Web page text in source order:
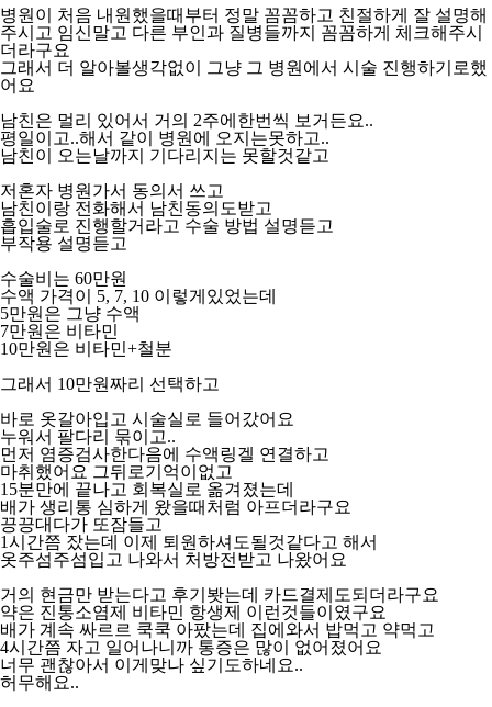
병원이 처음 내원했을때부터 정말 꼼꼼하고 친절하게 잘 설명해
주시고 임신말고 다른 부인과 질병들까지 꼼꼼하게 체크해주시
더라구요
그래서 더 알아볼생각없이 그냥 그 병원에서 시술 진행하기로했
어요
남친은 멀리 있어서 거의 2주에한번씩 보거든요..
평일이고..해서 같이 병원에 오지는못하고..
남친이 오는날까지 기다리지는 못할것같고
저혼자 병원가서 동의서 쓰고
남친이랑 전화해서 남친동의도받고
흡입술로 진행할거라고 수술 방법 설명듣고
부작용 설명듣고
수술비는 60만원
수액 가격이 5, 7, 10 이렇게있었는데
5만원은 그냥 수액
7만원은 비타민
10만원은 비타민+철분
그래서 10만원짜리 선택하고
바로 옷갈아입고 시술실로 들어갔어요
누워서 팔다리 묶이고..
먼저 염증검사한다음에 수액링겔 연결하고
마취했어요 그뒤로기억이없고
15분만에 끝나고 회복실로 옮겨졌는데
배가 생리통 심하게 왔을때처럼 아프더라구요
끙끙대다가 또잠들고
1시간쯤 잤는데 이제 퇴원하셔도될것같다고 해서
옷주섬주섬입고 나와서 처방전받고 나왔어요
거의 현금만 받는다고 후기봣는데 카드결제도되더라구요
약은 진통소염제 비타민 항생제 이런것들이였구요
배가 계속 싸르르 쿡쿡 아팠는데 집에와서 밥먹고 약먹고
4시간쯤 자고 일어나니까 통증은 많이 없어졌어요
너무 괜찮아서 이게맞나 싶기도하네요..
허무해요..